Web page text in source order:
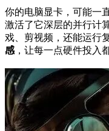
你的电脑显卡，可能一
激活了它深层的并行计
戏、剪视频，还能运行
感 ，让每一点硬件投入